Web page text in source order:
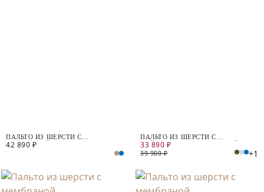
ПАЛЬТО ИЗ ШЕРСТИ С
МЕМБРАНОЙ
42 890 ₽
ПАЛЬТО ИЗ ШЕРСТИ С
ПАЙЕТКАМИ И МЕМБРАНОЙ
33 890 ₽
39 900 ₽ +1